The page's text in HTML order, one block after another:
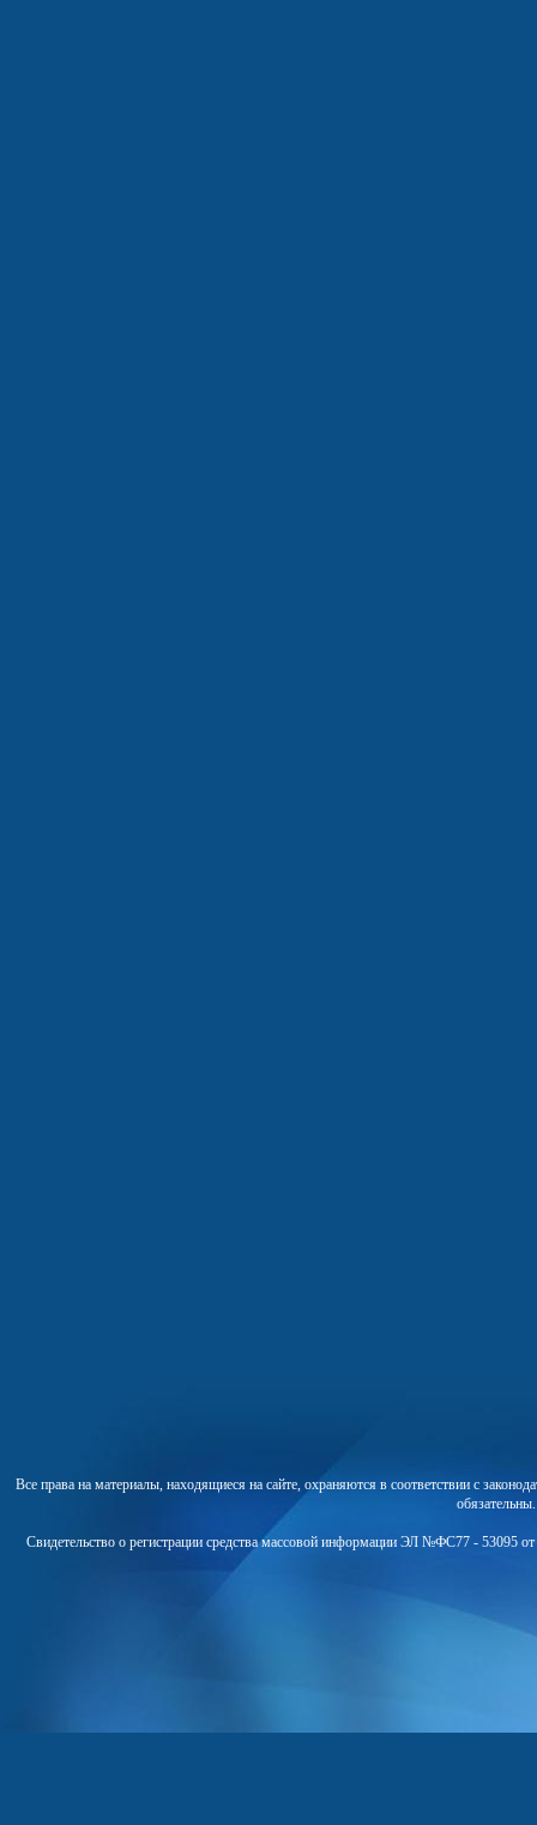
Все права на материалы, находящиеся на сайте, охраняются в соответствии с
Свидетельство о регистрации средства массовой информации ЭЛ №ФС77 - 53095